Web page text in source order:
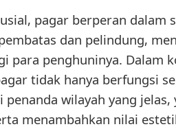
pagar berperan dalam
dan pelindung,
para penghuninya. Dalam
tidak hanya berfungsi
wilayah yang
menambahkan nilai